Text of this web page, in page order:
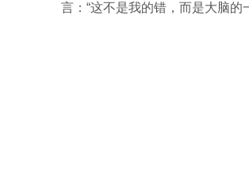
言：“这不是我的错，而是大脑的